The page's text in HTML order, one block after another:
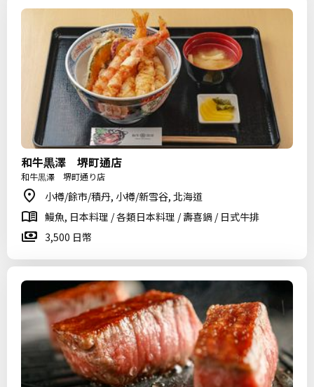
和牛黒澤 堺町通店
和牛黒澤 堺町通り店
小樽/餘市/積丹, 小樽/新雪谷, 北海道
鰻魚, 日本料理 / 各類日本料理 / 壽喜鍋 / 日式牛排
3,500 日幣